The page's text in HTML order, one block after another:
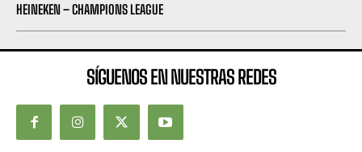
HEINEKEN – CHAMPIONS LEAGUE
SÍGUENOS EN NUESTRAS REDES